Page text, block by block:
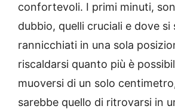
confortevoli. I primi minuti,
dubbio, quelli cruciali e dove
rannicchiati in una sola
riscaldarsi quanto più è
muoversi di un solo
sarebbe quello di ritrovarsi in